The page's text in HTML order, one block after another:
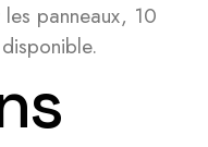
panneaux, 10